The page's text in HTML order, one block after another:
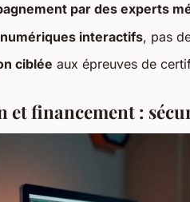
par des experts
interactifs, pas
ciblée aux épreuves de
et financement :